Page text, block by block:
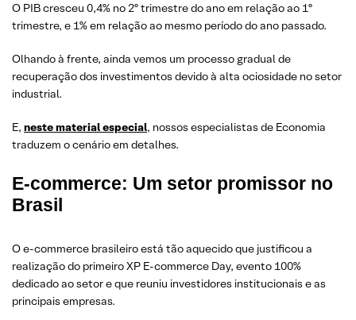
O PIB cresceu 0,4% no 2º trimestre do ano em relação ao 1º
trimestre, e 1% em relação ao mesmo período do ano passado.
Olhando à frente, ainda vemos um processo gradual de
recuperação dos investimentos devido à alta ociosidade no setor
industrial.
E, neste material especial, nossos especialistas de Economia
traduzem o cenário em detalhes.
E-commerce: Um setor promissor no
Brasil
O e-commerce brasileiro está tão aquecido que justificou a
realização do primeiro XP E-commerce Day, evento 100%
dedicado ao setor e que reuniu investidores institucionais e as
principais empresas.